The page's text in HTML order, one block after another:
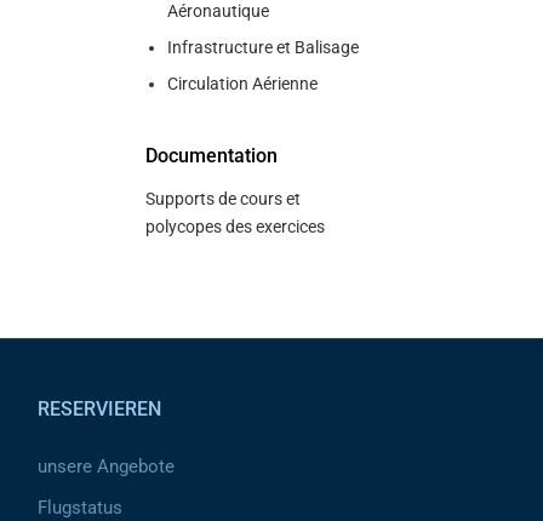
Aéronautique
Infrastructure et Balisage
Circulation Aérienne
Documentation
Supports de cours et
polycopes des exercices
RESERVIEREN
unsere Angebote
Flugstatus